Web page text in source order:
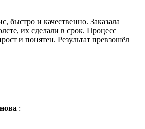
быстро и качественно. Заказала
их сделали в срок. Процесс
и понятен. Результат превзошёл
: